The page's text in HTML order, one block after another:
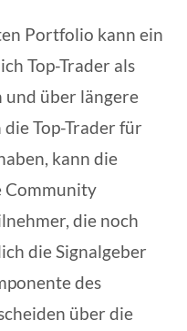
Portfolio kann ein
Top-Trader als
und über längere
Top-Trader für
kann die
Community
die noch
die Signalgeber
des
über die